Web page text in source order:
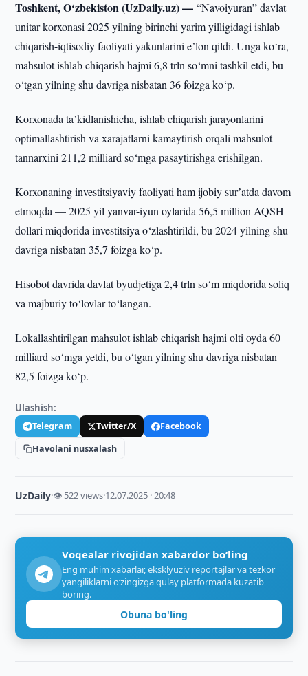
Toshkent, O‘zbekiston (UzDaily.uz) —“Navoiyuran” davlat
unitar korxonasi 2025 yilning birinchi yarim yilligidagi ishlab
chiqarish-iqtisodiy faoliyati yakunlarini eʼlon qildi. Unga ko‘ra,
mahsulot ishlab chiqarish hajmi 6,8 trln so‘mni tashkil etdi, bu
o‘tgan yilning shu davriga nisbatan 36 foizga ko‘p.
Korxonada taʼkidlanishicha, ishlab chiqarish jarayonlarini
optimallashtirish va xarajatlarni kamaytirish orqali mahsulot
tannarxini 211,2 milliard so‘mga pasaytirishga erishilgan.
Korxonaning investitsiyaviy faoliyati ham ijobiy surʼatda davom
etmoqda — 2025 yil yanvar-iyun oylarida 56,5 million AQSH
dollari miqdorida investitsiya o‘zlashtirildi, bu 2024 yilning shu
davriga nisbatan 35,7 foizga ko‘p.
Hisobot davrida davlat byudjetiga 2,4 trln so‘m miqdorida soliq
va majburiy to‘lovlar to‘langan.
Lokallashtirilgan mahsulot ishlab chiqarish hajmi olti oyda 60
milliard so‘mga yetdi, bu o‘tgan yilning shu davriga nisbatan
82,5 foizga ko‘p.
Ulashish:
Telegram Twitter/X
Facebook
Havolani nusxalash
UzDaily·👁 522 views·12.07.2025 · 20:48
Voqealar rivojidan xabardor bo‘ling
Eng muhim xabarlar, eksklyuziv reportajlar va tezkor
yangiliklarni o‘zingizga qulay platformada kuzatib
boring.
Obuna bo'ling